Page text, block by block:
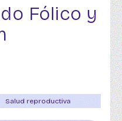
Fólico y
Salud reproductiva